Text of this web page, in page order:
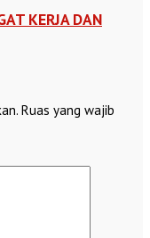
KERJA DAN
Ruas yang wajib